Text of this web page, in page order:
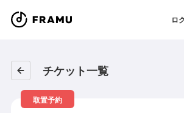
ロ
チケット一覧
取置予約